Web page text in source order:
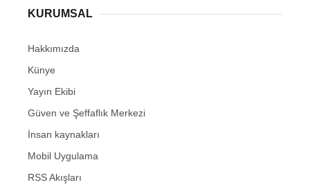
KURUMSAL
Hakkımızda
Künye
Yayın Ekibi
Güven ve Şeffaflık Merkezi
İnsan kaynakları
Mobil Uygulama
RSS Akışları